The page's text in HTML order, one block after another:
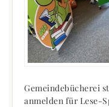
Gemeindebücherei
anmelden für Lese-